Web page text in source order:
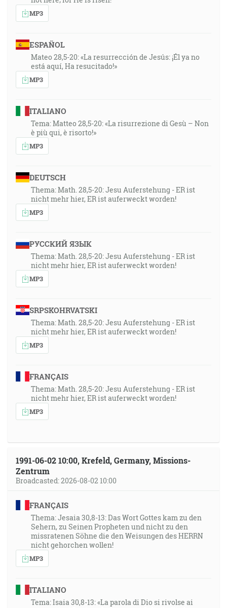
MP3
ESPAÑOL
Mateo 28,5-20: «La resurrección de Jesús: ¡Él ya no
está aquí, Ha resucitado!»
MP3
ITALIANO
Tema: Matteo 28,5-20: «La risurrezione di Gesù – Non
è più qui, è risorto!»
MP3
DEUTSCH
Thema: Math. 28,5-20: Jesu Auferstehung - ER ist
nicht mehr hier, ER ist auferweckt worden!
MP3
РУССКИЙ ЯЗЫК
Thema: Math. 28,5-20: Jesu Auferstehung - ER ist
nicht mehr hier, ER ist auferweckt worden!
MP3
SRPSKOHRVATSKI
Thema: Math. 28,5-20: Jesu Auferstehung - ER ist
nicht mehr hier, ER ist auferweckt worden!
MP3
FRANÇAIS
Thema: Math. 28,5-20: Jesu Auferstehung - ER ist
nicht mehr hier, ER ist auferweckt worden!
MP3
1991-06-02 10:00, Krefeld, Germany, Missions-
Zentrum
Broadcasted: 2026-08-02 10:00
FRANÇAIS
Thema: Jesaia 30,8-13: Das Wort Gottes kam zu den
Sehern, zu Seinen Propheten und nicht zu den
missratenen Söhne die den Weisungen des HERRN
nicht gehorchen wollen!
MP3
ITALIANO
Tema: Isaia 30,8-13: «La parola di Dio si rivolse ai